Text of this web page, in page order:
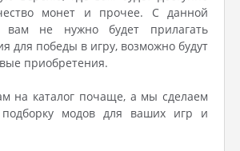
монет и прочее. С данной
вам не нужно будет прилагать
для победы в игру, возможно будут
приобретения.
на каталог почаще, а мы сделаем
модов для ваших игр и